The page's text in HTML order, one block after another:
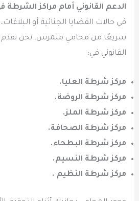
الدعم القانوني أمام مراكز الشرطة
في حالات القضايا الجنائية أو
سريعًا من محامي متمرس. نحن نقدم
القانوني في:
مركز شرطة العليا.
مركز شرطة الروضة.
مركز شرطة الملز.
مركز شرطة الصحافة.
مركز شرطة البطحاء.
مركز شرطة النسيم.
مركز شرطة النظيم .